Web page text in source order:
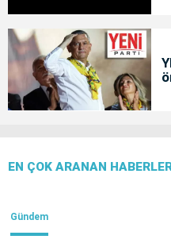
EN ÇOK ARANAN
Gündem